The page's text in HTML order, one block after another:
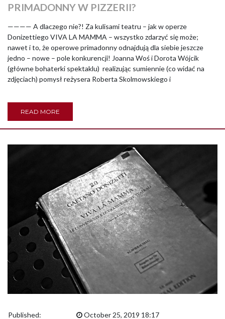
PRIMADONNY W PIZZERII?
———— A dlaczego nie?! Za kulisami teatru – jak w operze
Donizettiego VIVA LA MAMMA – wszystko zdarzyć się może;
nawet i to, że operowe primadonny odnajdują dla siebie jeszcze
jedno – nowe – pole konkurencji! Joanna Woś i Dorota Wójcik
(główne bohaterki spektaklu) realizując sumiennie (co widać na
zdjęciach) pomysł reżysera Roberta Skolmowskiego i
READ MORE
Published: October 25, 2019 18:17